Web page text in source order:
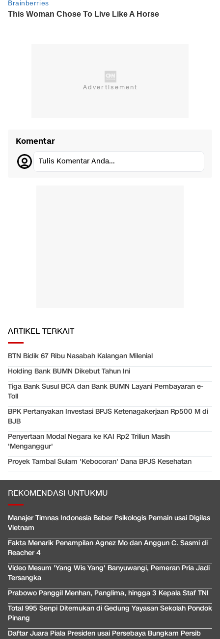
Komentar
Tulis Komentar Anda...
ARTIKEL TERKAIT
BTN Bidik 67 Ribu Nasabah Kalangan Milenial
Holding Bank BUMN Dikebut Tahun Ini
Tiga Bank Susul BCA dan Bank BUMN Layani Pembayaran e-
Toll
BPK Pertanyakan Investasi BPJS Ketenagakerjaan Rp500 M di
BJB
Penyertaan Modal Negara ke KAI Rp2 Triliun Masih
'Menganggur'
Proyek Tambal Sulam 'Kebocoran' Dana BPJS Kesehatan
REKOMENDASI UNTUKMU
Manajer Timnas Indonesia Beber Psikologis Pemain usai Digilas
Vietnam
Fakta Menarik Penampilan Agnez Mo dan Anggun C. Sasmi di
Reacher 4
Video Mesum 'Yang Wis Yang' Banyuwangi, Pemeran Pria Jadi
Tersangka
Prabowo Panggil Menhan, Panglima, hingga 3 Kepala Staf TNI
Total 995 Senpi Ditemukan di Gedung Yayasan Sekolah Pondok
Pinang
Daftar Juara Piala Presiden usai Persebaya Bungkam Persib